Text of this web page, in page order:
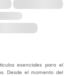
esenciales para el
Desde el momento del